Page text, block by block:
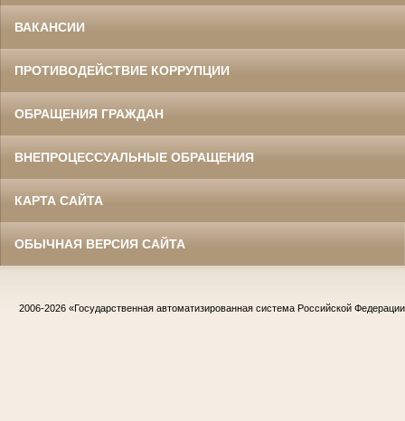
ВАКАНСИИ
ПРОТИВОДЕЙСТВИЕ КОРРУПЦИИ
ОБРАЩЕНИЯ ГРАЖДАН
ВНЕПРОЦЕССУАЛЬНЫЕ ОБРАЩЕНИЯ
КАРТА САЙТА
ОБЫЧНАЯ ВЕРСИЯ САЙТА
2006-2026 «Государственная автоматизированная система Российской